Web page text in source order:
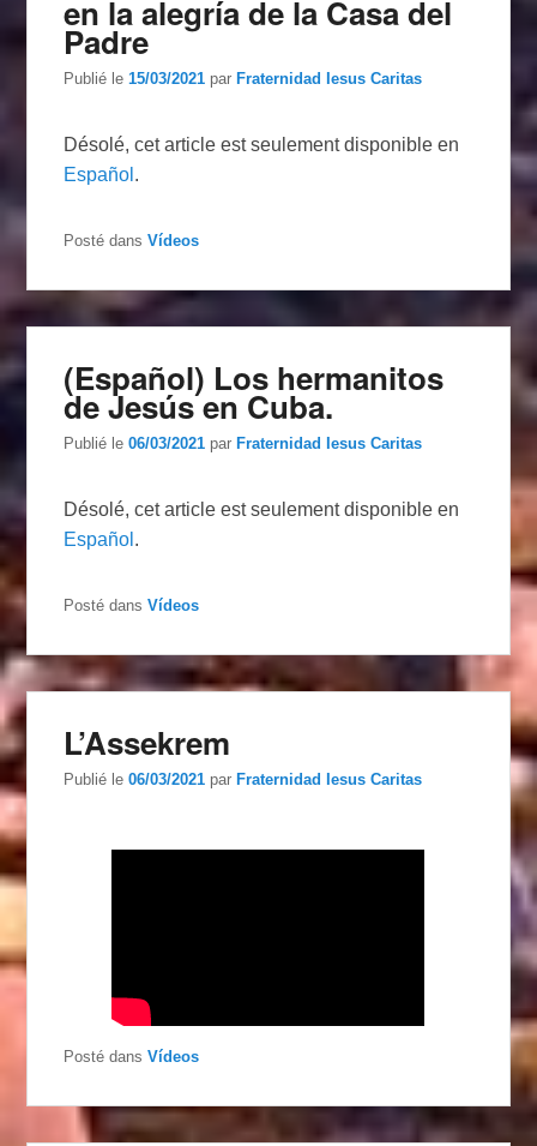
en la alegría de la Casa del
Padre
Publié le15/03/2021 par Fraternidad Iesus Caritas
Désolé, cet article est seulement disponible en
Español .
Posté dans Vídeos
(Español) Los hermanitos
de Jesús en Cuba.
Publié le06/03/2021 par Fraternidad Iesus Caritas
Désolé, cet article est seulement disponible en
Español .
Posté dans Vídeos
L’Assekrem
Publié le06/03/2021 parFraternidad Iesus Caritas
Posté dans Vídeos